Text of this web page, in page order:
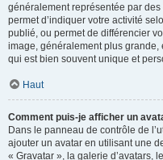
généralement représentée par
permet d’indiquer votre activité
publié, ou permet de différencier
image, généralement plus grande,
qui est bien souvent unique et
Haut
Comment puis-je afficher un
Dans le panneau de contrôle de
ajouter un avatar en utilisant une
« Gravatar », la galerie d’avatars,